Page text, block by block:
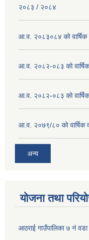
२०८३ / २०८४
आ.व. २०८३०८४ को वार्षिक
आ.व. २०८२-०८३ को
आ.व. २०८२-०८३ को
आ.व. २०७९/८० को वार्षिक
अन्य
योजना तथा
आठराई गाउँपालिका ७ नं